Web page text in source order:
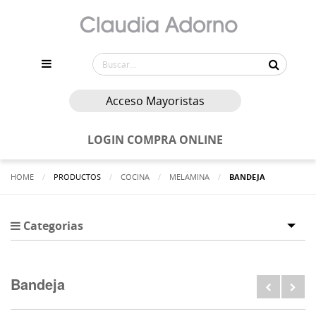
Acceso Mayoristas
LOGIN COMPRA ONLINE
HOME PRODUCTOS COCINA MELAMINA ACTUALMENTE:
BANDEJA
Categorias
Bandeja